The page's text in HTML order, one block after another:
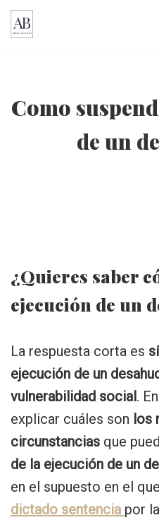
Saltar
Como
de un
¿Quieres saber
ejecución de un
La respuesta corta es
ejecución de un
vulnerabilidad social.
explicar cuáles son los
circunstancias que
de la ejecución de un
en el supuesto en el que
dictado sentencia por